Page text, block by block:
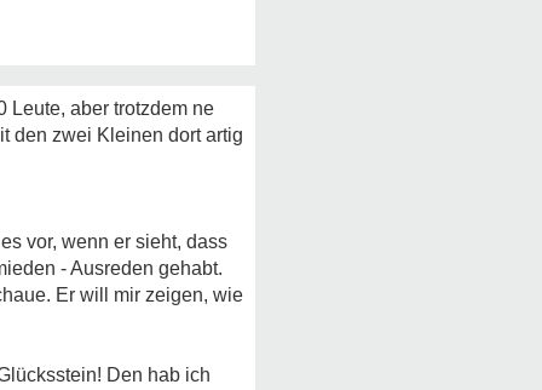
Leute, aber trotzdem ne
den zwei Kleinen dort artig
vor, wenn er sieht, dass
- Ausreden gehabt.
Er will mir zeigen, wie
Den hab ich